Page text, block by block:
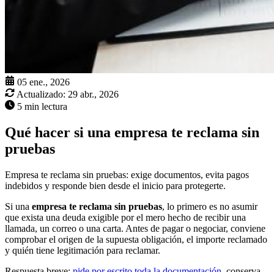
05 ene., 2026
Actualizado: 29 abr., 2026
5 min lectura
Qué hacer si una empresa te reclama sin
pruebas
Empresa te reclama sin pruebas: exige documentos, evita pagos
indebidos y responde bien desde el inicio para protegerte.
Si una empresa te reclama sin pruebas, lo primero es no asumir
que exista una deuda exigible por el mero hecho de recibir una
llamada, un correo o una carta. Antes de pagar o negociar, conviene
comprobar el origen de la supuesta obligación, el importe reclamado
y quién tiene legitimación para reclamar.